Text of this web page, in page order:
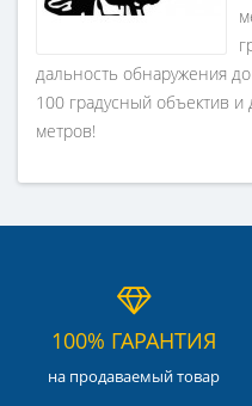
дальность обнаружения
100 градусный объектив
метров!
100% ГАРАНТИЯ
на продаваемый товар